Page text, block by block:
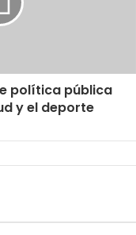
política pública
y el deporte